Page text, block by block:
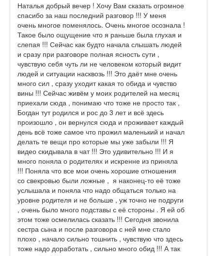
Наталья добрый вечер ! Хочу Вам сказать огромное
спасибо за наш последний разговор !!! У меня
очень многое поменялось. Очень многое осознала !
Такое было ощущение что я раньше была глухая и
слепая !!! Сейчас как будто начала слышать людей
и сразу при разговоре полная ясность сути ,
чувствую себя чуть ли не человеком который видит
людей и ситуации насквозь !!! Это даёт мне очень
много сил , сразу уходит какая то обида и чувство
вины !!! Сейчас живём у моих родителей на месяц
приехали сюда , понимаю что тоже не просто так ,
Богдан тут родился и рос до 3 лет и всё здесь
произошло , он вернулся сюда и проживает каждый
день всё тоже самое что прожил маленький и начал
делать те вещи про которые мы уже забыли !!! Я
видео скидывала в чат !!! Это удивительно !!! И я
много поняла о родителях и искренне из приняла
!!! Поняла что все мои очень хорошие отношения
со свекровью были ложные , я наконец-то её тоже
услышала и поняла что надо общаться только на
уровне родителя и не больше , уж точно не подруги
, очень было много подставы с её стороны . Я ей об
этом тоже осмелилась сказать !!! Сегодня звонила
сестра сына и после разговора с ней мне стало
плохо , начало сильно тошнить , чувствую что здесь
тоже надо доработать , сильно много обид !!! А так